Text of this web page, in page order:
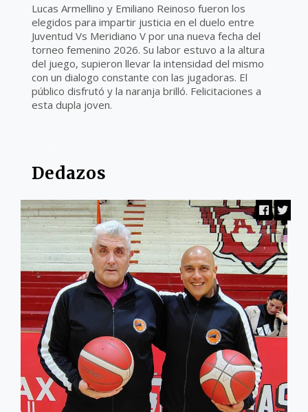
Lucas Armellino y Emiliano Reinoso fueron los
elegidos para impartir justicia en el duelo entre
Juventud Vs Meridiano V por una nueva fecha del
torneo femenino 2026. Su labor estuvo a la altura
del juego, supieron llevar la intensidad del mismo
con un dialogo constante con las jugadoras. El
público disfrutó y la naranja brilló. Felicitaciones a
esta dupla joven.
Dedazos